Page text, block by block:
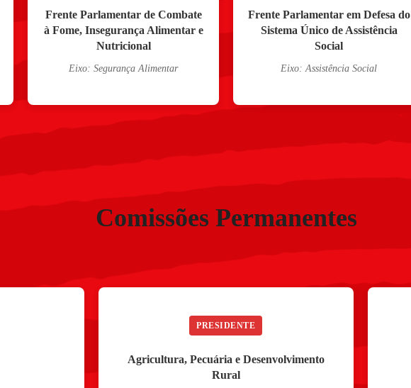
Frente Parlamentar de Combate
à Fome, Insegurança Alimentar e
Nutricional
Eixo: Segurança Alimentar
Frente Parlamentar em Defesa do
Sistema Único de Assistência
Social
Eixo: Assistência Social
Comissões Permanentes
PRESIDENTE
Agricultura, Pecuária e Desenvolvimento
Rural